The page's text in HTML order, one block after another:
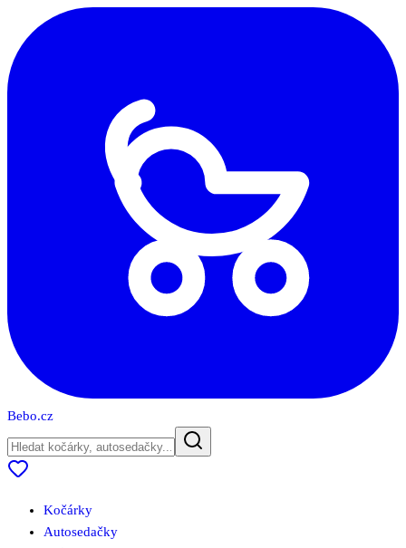
Bebo.cz
Kočárky
Autosedačky